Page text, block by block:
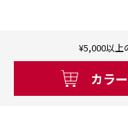
¥5,000以上
カラ